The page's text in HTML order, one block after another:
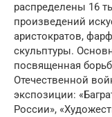
распределены 16
произведений
аристократов,
скульптуры.
посвященная
Отечественной
экспозиции:
России»,